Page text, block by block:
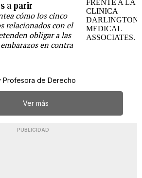
a parir
cómo los cinco
relacionados con el
obligar a las
en contra
Profesora de Derecho
Ver más
PUBLICIDAD